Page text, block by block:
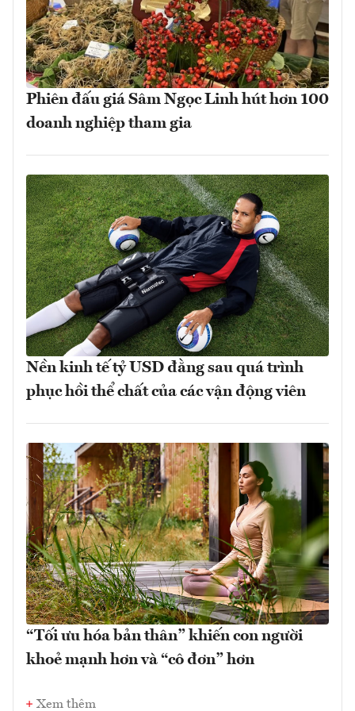
Phiên đấu giá Sâm Ngọc Linh hút hơn 100
doanh nghiệp tham gia
Nền kinh tế tỷ USD đằng sau quá trình
phục hồi thể chất của các vận động viên
“Tối ưu hóa bản thân” khiến con người
khoẻ mạnh hơn và “cô đơn” hơn
Xem thêm